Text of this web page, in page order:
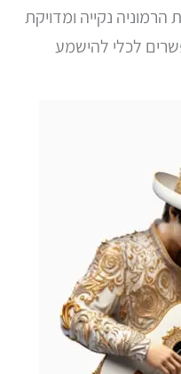
נקייה ומדויקת
לכלי להישמע